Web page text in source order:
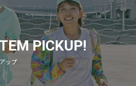
PICKUP!
ップ